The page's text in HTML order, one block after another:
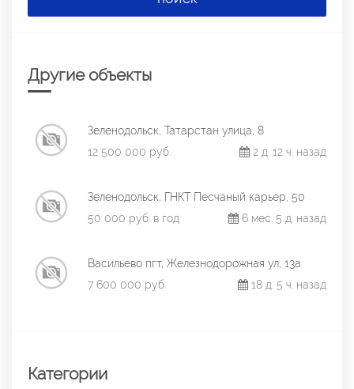
Другие объекты
Зеленодольск, Татарстан улица, 8
12 500 000 руб.
2 д. 12 ч. назад
Зеленодольск, ГНКТ Песчаный карьер, 50
50 000 руб. в год
6 мес. 5 д. назад
Васильево пгт, Железнодорожная ул, 13а
7 600 000 руб.
18 д. 5 ч. назад
Категории